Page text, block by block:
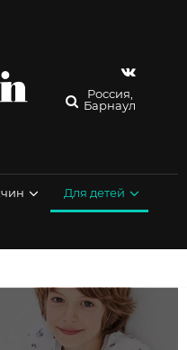
Россия,
Барнаул
Для детей